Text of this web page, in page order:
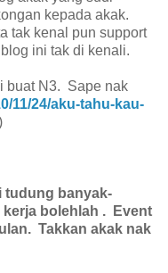
kepada akak.
tak kenal pun support
ini tak di kenali.
buat N3. Sape nak
11/24/aku-tahu-kau-
tudung banyak-
bolehlah . Event
Takkan akak nak